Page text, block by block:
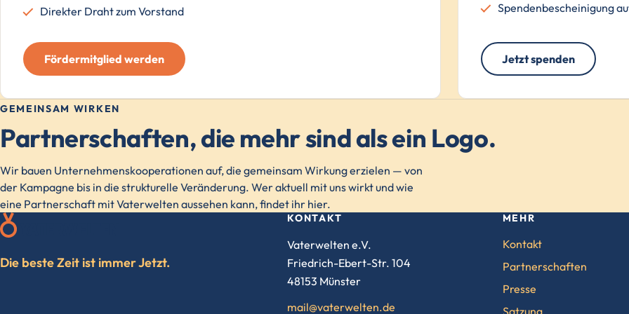
Direkter Draht zum Vorstand
Fördermitglied werden
Spendenbescheinigung
Jetzt spenden
GEMEINSAM WIRKEN
Partnerschaften, die mehr sind als ein Logo.
Wir bauen Unternehmenskooperationen auf, die gemeinsam Wirkung erzielen — von
der Kampagne bis in die strukturelle Veränderung. Wer aktuell mit uns wirkt und wie
eine Partnerschaft mit Vaterwelten aussehen kann, findet ihr hier.
Die beste Zeit ist immer Jetzt.
KONTAKT
Vaterwelten e.V.
Friedrich-Ebert-Str. 104
48153 Münster
mail@vaterwelten.de
MEHR
Kontakt
Partnerschaften
Presse
Satzung